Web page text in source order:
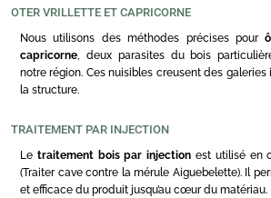
OTER VRILLETTE ET CAPRICORNE
Nous utilisons des méthodes précises pour
capricorne , deux parasites du bois
notre région. Ces nuisibles creusent des
la structure.
TRAITEMENT PAR INJECTION
Le traitement bois par injection est utilisé en
(Traiter cave contre la mérule Aiguebelette). Il
et efficace du produit jusqu’au cœur du matériau.